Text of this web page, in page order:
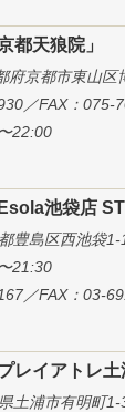
都天狼院」
京都市東山区
／FAX：075-
22:00
池袋店
豊島区西池袋
21:30
／FAX：03-
レイアトレ土
土浦市有明町